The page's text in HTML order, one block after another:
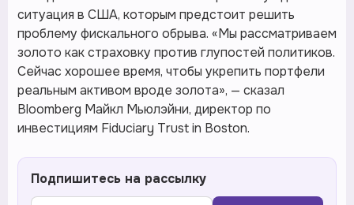
ситуация в США, которым предстоит решить
проблему фискального обрыва. «Мы рассматриваем
золото как страховку против глупостей политиков.
Сейчас хорошее время, чтобы укрепить портфели
реальным активом вроде золота», — сказал
Bloomberg Майкл Мьюлэйни, директор по
инвестициям Fiduciary Trust in Boston.
Подпишитесь на рассылку